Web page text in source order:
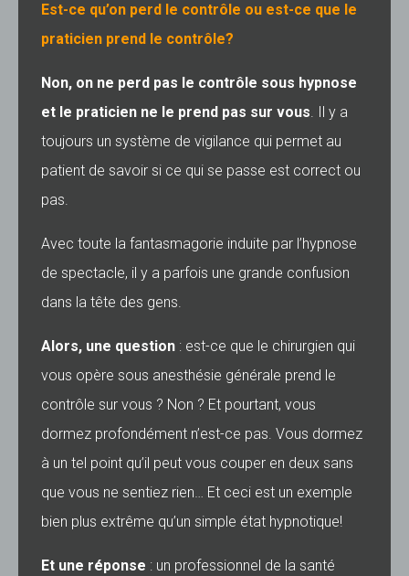
Est-ce qu’on perd le contrôle ou est-ce que le
praticien prend le contrôle?
Non, on ne perd pas le contrôle sous hypnose
et le praticien ne le prend pas sur vous. Il y a
toujours un système de vigilance qui permet au
patient de savoir si ce qui se passe est correct ou
pas.
Avec toute la fantasmagorie induite par l’hypnose
de spectacle, il y a parfois une grande confusion
dans la tête des gens.
Alors, une question : est-ce que le chirurgien qui
vous opère sous anesthésie générale prend le
contrôle sur vous ? Non ? Et pourtant, vous
dormez profondément n’est-ce pas. Vous dormez
à un tel point qu’il peut vous couper en deux sans
que vous ne sentiez rien… Et ceci est un exemple
bien plus extrême qu’un simple état hypnotique!
Et une réponse : un professionnel de la santé